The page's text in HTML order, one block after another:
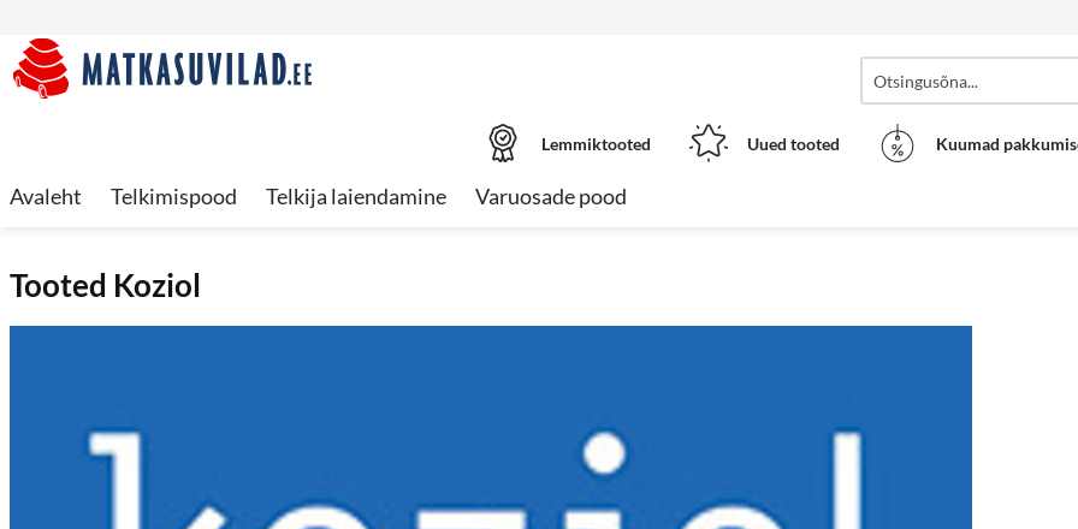
Lemmiktooted Uued tooted Kuumad
Avaleht Telkimispood Telkija laiendamine Varuosade pood
Tooted Koziol